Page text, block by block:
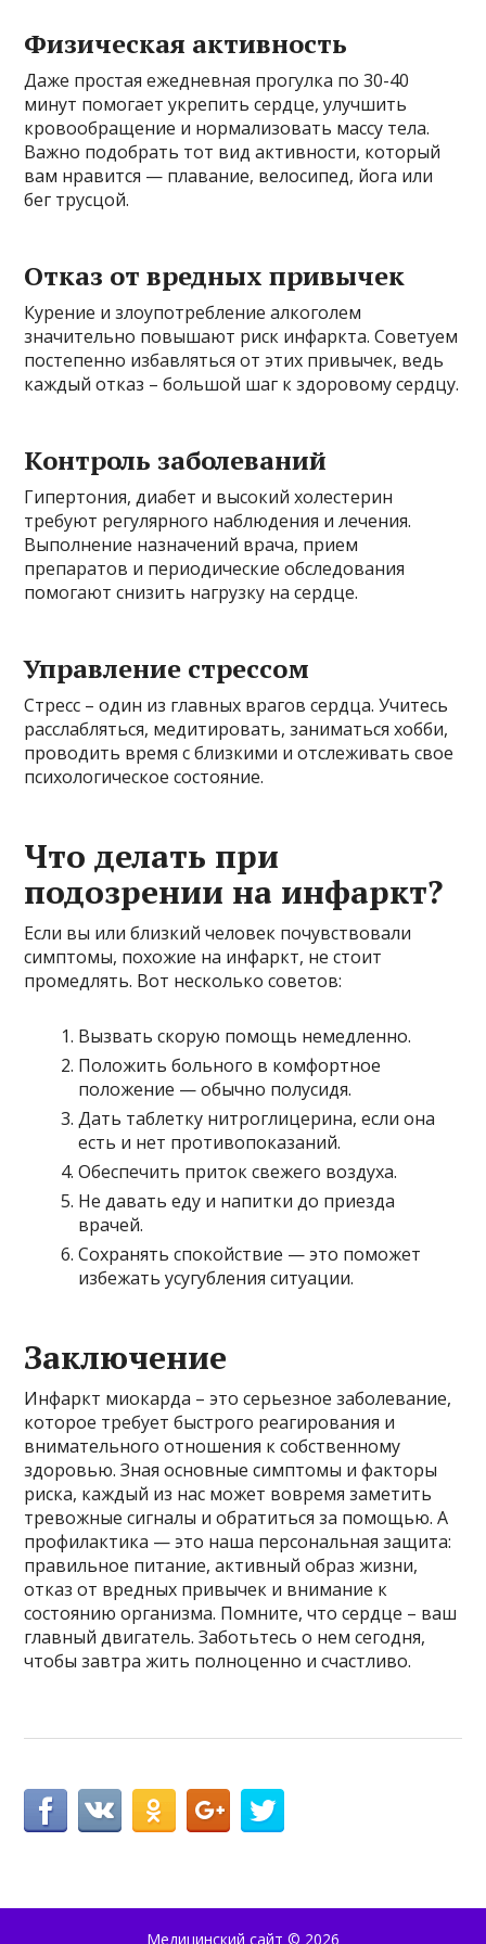
Физическая активность
Даже простая ежедневная прогулка по 30-40
минут помогает укрепить сердце, улучшить
кровообращение и нормализовать массу тела.
Важно подобрать тот вид активности, который
вам нравится — плавание, велосипед, йога или
бег трусцой.
Отказ от вредных привычек
Курение и злоупотребление алкоголем
значительно повышают риск инфаркта. Советуем
постепенно избавляться от этих привычек, ведь
каждый отказ – большой шаг к здоровому сердцу.
Контроль заболеваний
Гипертония, диабет и высокий холестерин
требуют регулярного наблюдения и лечения.
Выполнение назначений врача, прием
препаратов и периодические обследования
помогают снизить нагрузку на сердце.
Управление стрессом
Стресс – один из главных врагов сердца. Учитесь
расслабляться, медитировать, заниматься хобби,
проводить время с близкими и отслеживать свое
психологическое состояние.
Что делать при
подозрении на инфаркт?
Если вы или близкий человек почувствовали
симптомы, похожие на инфаркт, не стоит
промедлять. Вот несколько советов:
Вызвать скорую помощь немедленно.
Положить больного в комфортное
положение — обычно полусидя.
Дать таблетку нитроглицерина, если она
есть и нет противопоказаний.
Обеспечить приток свежего воздуха.
Не давать еду и напитки до приезда
врачей.
Сохранять спокойствие — это поможет
избежать усугубления ситуации.
Заключение
Инфаркт миокарда – это серьезное заболевание,
которое требует быстрого реагирования и
внимательного отношения к собственному
здоровью. Зная основные симптомы и факторы
риска, каждый из нас может вовремя заметить
тревожные сигналы и обратиться за помощью. А
профилактика — это наша персональная защита:
правильное питание, активный образ жизни,
отказ от вредных привычек и внимание к
состоянию организма. Помните, что сердце – ваш
главный двигатель. Заботьтесь о нем сегодня,
чтобы завтра жить полноценно и счастливо.
Медицинский сайт © 2026